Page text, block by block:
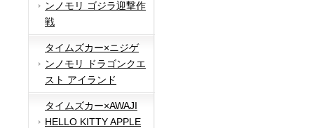
ンノモリ ゴジラ迎撃作
戦
タイムズカー×ニジゲ
ンノモリ ドラゴンクエ
スト アイランド
タイムズカー×AWAJI
HELLO KITTY APPLE